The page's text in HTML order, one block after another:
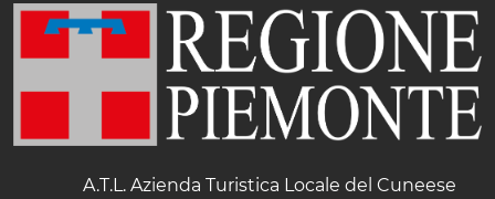
A.T.L. Azienda Turistica Locale del Cuneese